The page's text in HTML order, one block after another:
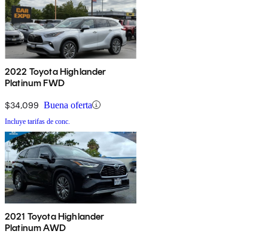
2022 Toyota Highlander
Platinum FWD
$34,099 Buena oferta
Incluye tarifas de conc.
2021 Toyota Highlander
Platinum AWD